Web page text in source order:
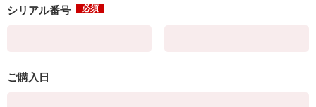
シリアル番号 必須
ご購入日